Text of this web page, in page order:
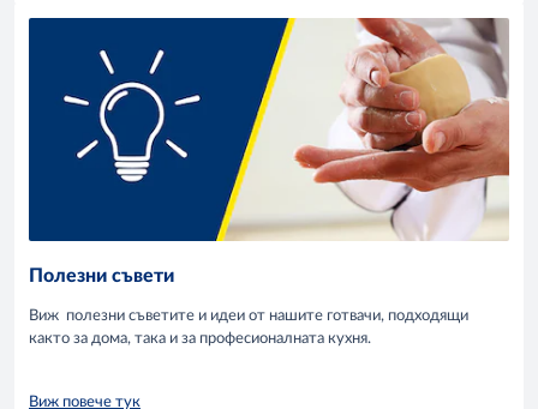
Полезни съвети
Виж полезни съветите и идеи от нашите готвачи, подходящи
както за дома, така и за професионалната кухня.
Виж повече тук